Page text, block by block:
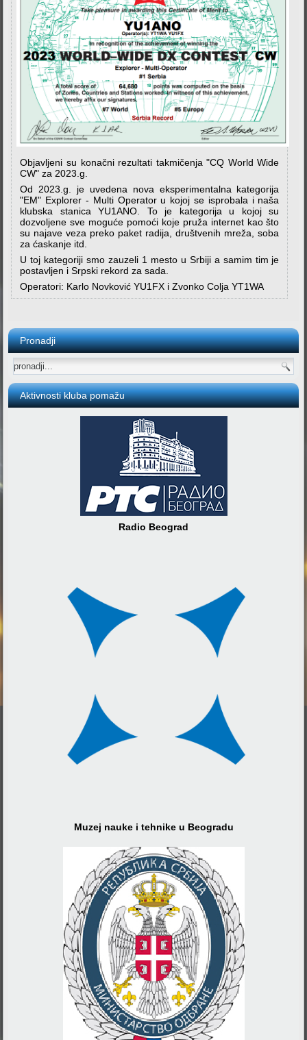
Objavljeni su konačni rezultati takmičenja "CQ World Wide
CW" za 2023.g.
Od 2023.g. je uvedena nova eksperimentalna kategorija
"EM" Explorer - Multi Operator u kojoj se isprobala i naša
klubska stanica YU1ANO. To je kategorija u kojoj su
dozvoljene sve moguće pomoći koje pruža internet kao što
su najave veza preko paket radija, društvenih mreža, soba
za ćaskanje itd.
U toj kategoriji smo zauzeli 1 mesto u Srbiji a samim tim je
postavljen i Srpski rekord za sada.
Operatori: Karlo Novković YU1FX i Zvonko Colja YT1WA
Pronadji
Aktivnosti kluba pomažu
Radio Beograd
Muzej nauke i tehnike u Beogradu